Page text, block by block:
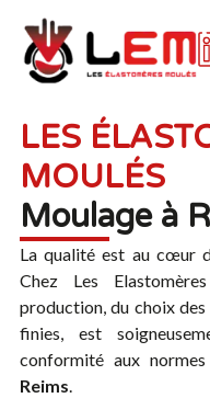
LES
MOULÉS
Moulage à
La qualité est au cœur
Chez Les
production, du choix
finies, est
conformité aux
Reims.